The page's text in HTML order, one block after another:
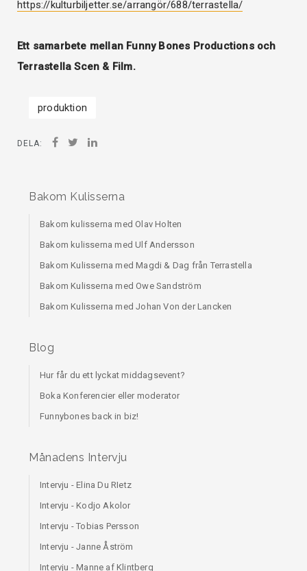
https://kulturbiljetter.se/arrangör/688/terrastella/
Ett samarbete mellan Funny Bones Productions och
Terrastella Scen & Film.
produktion
DELA:
Bakom Kulisserna
Bakom kulisserna med Olav Holten
Bakom kulisserna med Ulf Andersson
Bakom Kulisserna med Magdi & Dag från Terrastella
Bakom Kulisserna med Owe Sandström
Bakom Kulisserna med Johan Von der Lancken
Blog
Hur får du ett lyckat middagsevent?
Boka Konferencier eller moderator
Funnybones back in biz!
Månadens Intervju
Intervju - Elina Du RIetz
Intervju - Kodjo Akolor
Intervju - Tobias Persson
Intervju - Janne Åström
Intervju - Manne af Klintberg